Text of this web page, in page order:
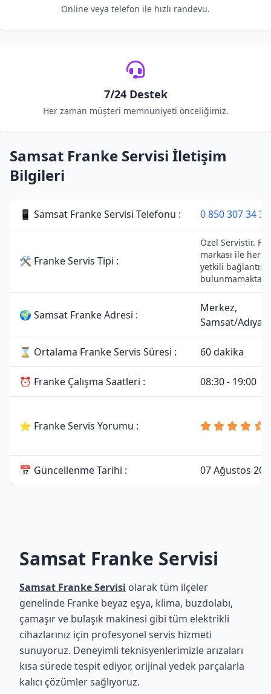
Online veya telefon ile hızlı randevu.
7/24 Destek
Her zaman müşteri memnuniyeti önceliğimiz.
Samsat Franke Servisi İletişim
Bilgileri
📱 Samsat Franke Servisi Telefonu : 0 850 307 34 38
🛠 Franke Servis Tipi :
Özel Servistir.
markası ile
yetkili bağlantısı
🌍 Samsat Franke Adresi :
Merkez,
Samsat/
⌛ Ortalama Franke Servis Süresi : 60 dakika
⏰ Franke Çalışma Saatleri : 08:30 - 19:00
⭐ Franke Servis Yorumu :
📅 Güncellenme Tarihi : 07 Ağustos
Samsat Franke Servisi
Samsat Franke Servisi olarak tüm ilçeler
genelinde Franke beyaz eşya, klima, buzdolabı,
çamaşır ve bulaşık makinesi gibi tüm elektrikli
cihazlarınız için profesyonel servis hizmeti
sunuyoruz. Deneyimli teknisyenlerimizle arızaları
kısa sürede tespit ediyor, orijinal yedek parçalarla
kalıcı çözümler sağlıyoruz.